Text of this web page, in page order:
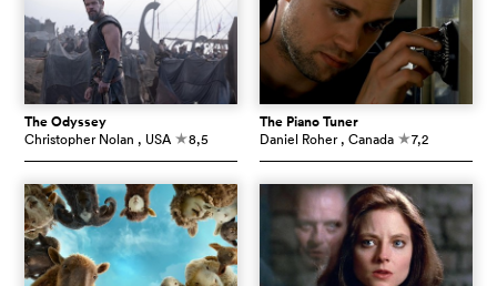
The Odyssey
Christopher Nolan , USA c8,5
The Piano Tuner
Daniel Roher , Canada c7,2